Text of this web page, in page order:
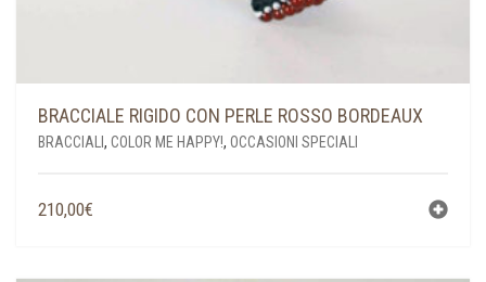
BRACCIALE RIGIDO CON PERLE ROSSO BORDEAUX
BRACCIALI , COLOR ME HAPPY!, OCCASIONI SPECIALI
210,00€